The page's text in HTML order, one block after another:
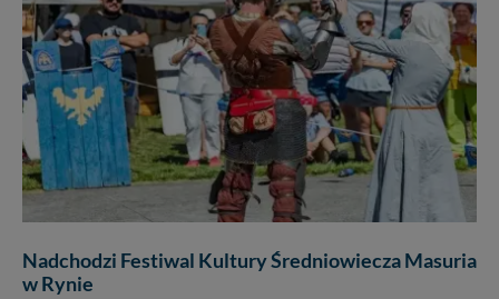
Nadchodzi Festiwal Kultury Średniowiecza Masuria
w Rynie